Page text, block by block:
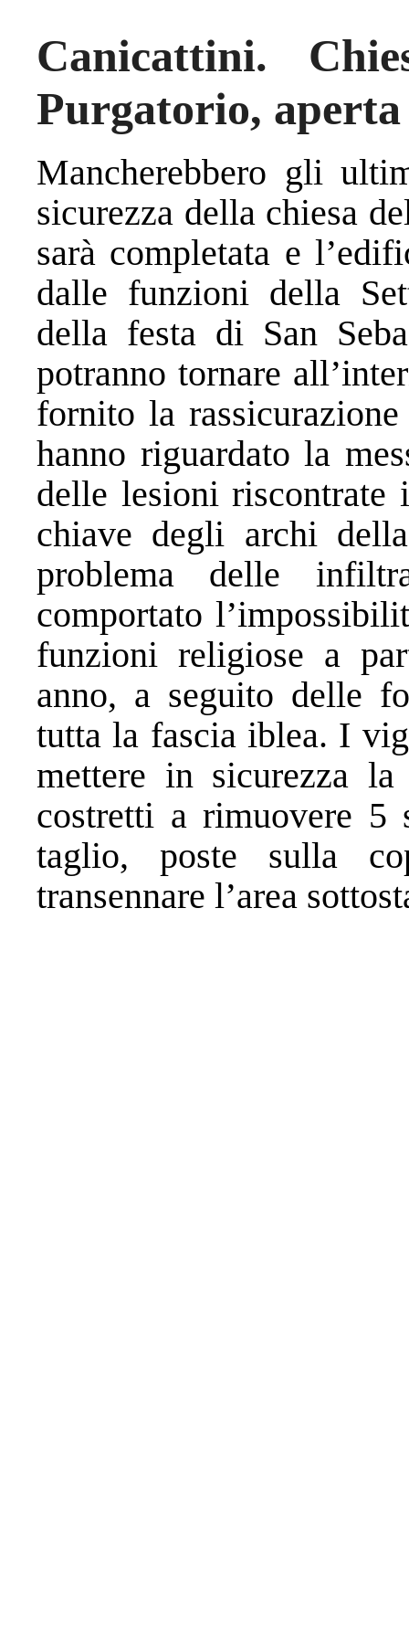
Canicattini.
Purgatorio,
Mancherebbero gli
sicurezza della chiesa
sarà completata e
dalle funzioni della
della festa di San
potranno tornare
fornito la
hanno riguardato la
delle lesioni riscontrate
chiave degli archi
problema delle
comportato
funzioni religiose a
anno, a seguito delle
tutta la fascia iblea. I
mettere in sicurezza
costretti a rimuovere 5
taglio, poste sulla
transennare l’area